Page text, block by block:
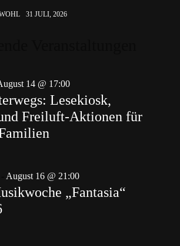
31 JULI, 2026
14 @ 17:00
Lesekiosk,
Freiluft-Aktionen für
August 16 @ 21:00
„Fantasia“